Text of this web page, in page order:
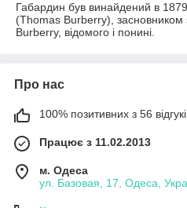
Габардин був винайдений в
(Thomas Burberry), засновником
Burberry, відомого і понині.
Про нас
100% позитивних з 56
Працює з 11.02.2013
м. Одеса
ул. Базовая, 17, Одеса,